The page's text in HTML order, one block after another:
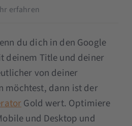
erfahren
du dich in den Google
deinem Title und deiner
von deiner
möchtest, dann ist der
Gold wert. Optimiere
und Desktop und